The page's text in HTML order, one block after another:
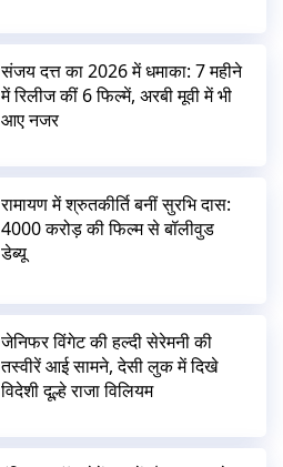
संजय दत्त का 2026 में धमाका: 7 महीने
में रिलीज कीं 6 फिल्में, अरबी मूवी में भी
आए नजर
रामायण में श्रुतकीर्ति बनीं सुरभि दास:
4000 करोड़ की फिल्म से बॉलीवुड
डेब्यू
जेनिफर विंगेट की हल्दी सेरेमनी की
तस्वीरें आई सामने, देसी लुक में दिखे
विदेशी दूल्हे राजा विलियम